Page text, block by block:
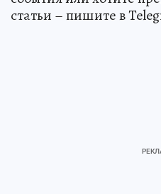
статьи – пишите в